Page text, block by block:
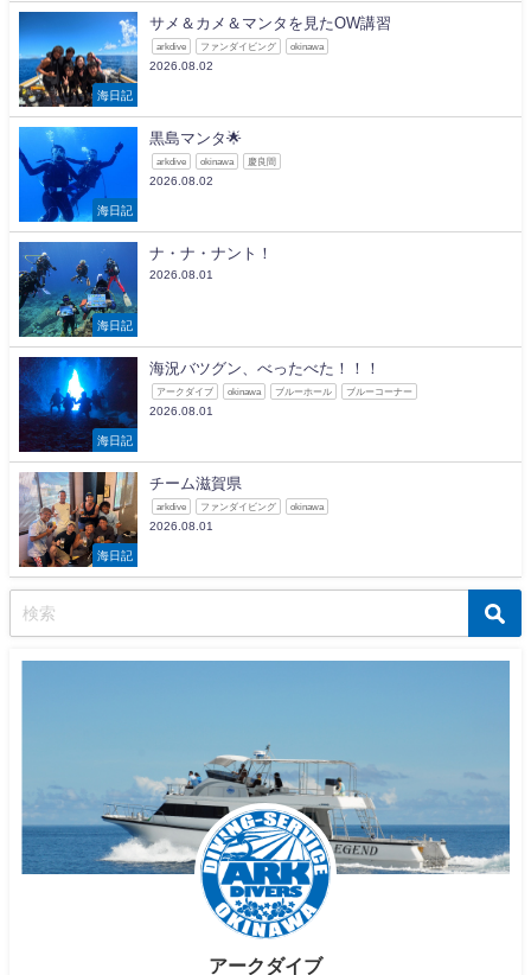
海日記
サメ＆カメ＆マンタを見たOW講習
arkdive ファンダイビング okinawa
2026.08.02
海日記
黒島マンタ🌟
arkdive okinawa 慶良間
2026.08.02
海日記
ナ・ナ・ナント！
2026.08.01
海日記
海況バツグン、べったべた！！！
アークダイブ okinawa ブルーホール ブルーコーナー
2026.08.01
海日記
チーム滋賀県
arkdive ファンダイビング okinawa
2026.08.01
アークダイブ